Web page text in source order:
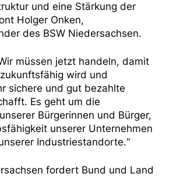
und eine Stärkung der
Holger Onken,
des BSW Niedersachsen.
müssen jetzt handeln, damit
wird und
sichere und gut bezahlte
Es geht um die
Bürgerinnen und Bürger,
unserer Unternehmen
Industriestandorte.“
fordert Bund und Land